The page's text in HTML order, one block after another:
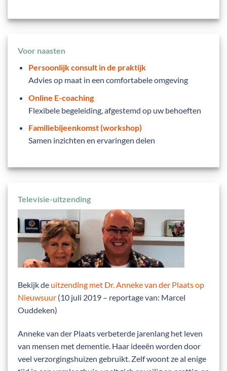
Voor naasten
Persoonlijk consult in de praktijk
Advies op maat in een comfortabele omgeving
Online E-coaching
Flexibele begeleiding, afgestemd op uw behoeften
Familiebijeenkomst (workshop)
Samen inzichten en ervaringen delen
Televisie-uitzending
Bekijk de uitzending met Dr. Anneke van der Plaats op
Nieuwsuur (10 juli 2019 – reportage van: Marcel
Ouddeken)
Anneke van der Plaats verbeterde jarenlang het leven
van mensen met dementie. Haar ideeën worden door
veel verzorgingshuizen gebruikt. Zelf woont ze al enige